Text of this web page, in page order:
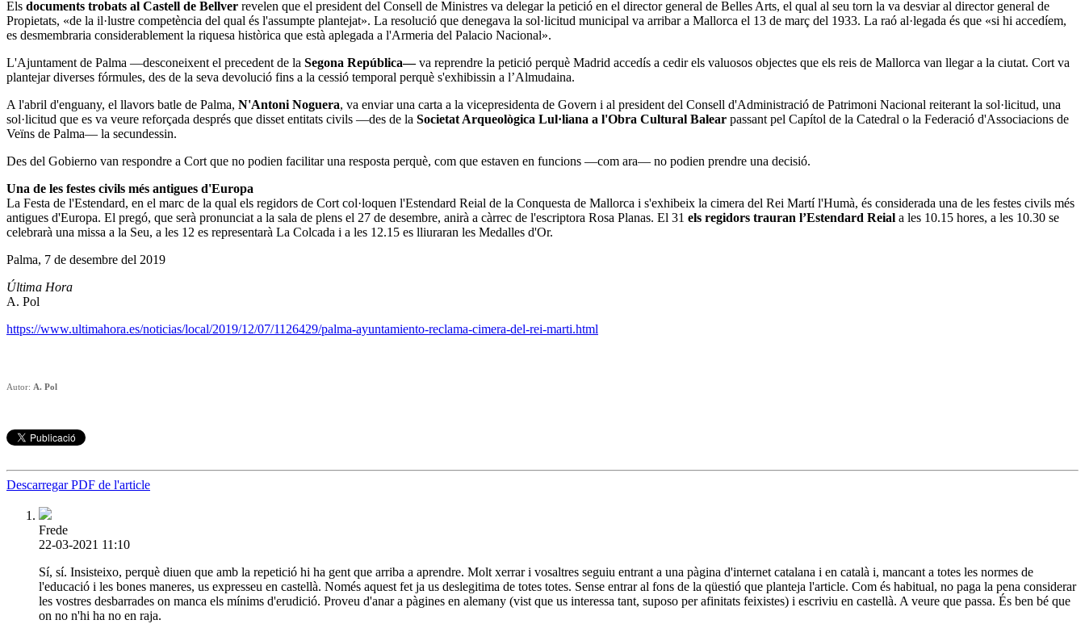
Els documents trobats al Castell de Bellver revelen que el president del Consell de Ministres va delegar la petició en el director general de Belles Arts, el qual al seu torn la va desviar al director general de
Propietats, «de la il·lustre competència del qual és l'assumpte plantejat». La resolució que denegava la sol·licitud municipal va arribar a Mallorca el 13 de març del 1933. La raó al·legada és que «si hi accedíem,
es desmembraria considerablement la riquesa històrica que està aplegada a l'Armeria del Palacio Nacional».
L'Ajuntament de Palma —desconeixent el precedent de la Segona República—va reprendre la petició perquè Madrid accedís a cedir els valuosos objectes que els reis de Mallorca van llegar a la ciutat. Cort va
plantejar diverses fórmules, des de la seva devolució fins a la cessió temporal perquè s'exhibissin a l’Almudaina.
A l'abril d'enguany, el llavors batle de Palma, N'Antoni Noguera, va enviar una carta a la vicepresidenta de Govern i al president del Consell d'Administració de Patrimoni Nacional reiterant la sol·licitud, una
sol·licitud que es va veure reforçada després que disset entitats civils ―des de la Societat Arqueològica Lul·liana a l'Obra Cultural Balear passant pel Capítol de la Catedral o la Federació d'Associacions de
Veïns de Palma― la secundessin.
Des del Gobierno van respondre a Cort que no podien facilitar una resposta perquè, com que estaven en funcions —com ara— no podien prendre una decisió.
Una de les festes civils més antigues d'Europa
La Festa de l'Estendard, en el marc de la qual els regidors de Cort col·loquen l'Estendard Reial de la Conquesta de Mallorca i s'exhibeix la cimera del Rei Martí l'Humà, és considerada una de les festes civils més
antigues d'Europa. El pregó, que serà pronunciat a la sala de plens el 27 de desembre, anirà a càrrec de l'escriptora Rosa Planas. El 31 els regidors trauran l’Estendard Reial a les 10.15 hores, a les 10.30 se
celebrarà una missa a la Seu, a les 12 es representarà La Colcada i a les 12.15 es lliuraran les Medalles d'Or.
Palma, 7 de desembre del 2019
Última Hora
A. Pol
https://www.ultimahora.es/noticias/local/2019/12/07/1126429/palma-ayuntamiento-reclama-cimera-del-rei-marti.html
Autor: A. Pol
Descarregar PDF de l'article
Frede
22-03-2021 11:10
Sí, sí. Insisteixo, perquè diuen que amb la repetició hi ha gent que arriba a aprendre. Molt xerrar i vosaltres seguiu entrant a una pàgina d'internet catalana i en català i, mancant a totes les normes de
l'educació i les bones maneres, us expresseu en castellà. Només aquest fet ja us deslegitima de totes totes. Sense entrar al fons de la qüestió que planteja l'article. Com és habitual, no paga la pena considerar
les vostres desbarrades on manca els mínims d'erudició. Proveu d'anar a pàgines en alemany (vist que us interessa tant, suposo per afinitats feixistes) i escriviu en castellà. A veure que passa. És ben bé que
on no n'hi ha no en raja.